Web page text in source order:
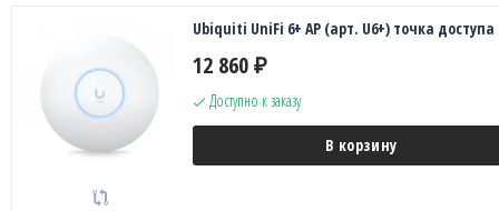
Ubiquiti UniFi 6+ AP (арт. U6+) точка доступа
12 860 ₽
Доступно к заказу
В корзину